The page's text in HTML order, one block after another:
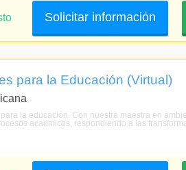
Solicitar información
para la Educación (Virtual)
la educación. Con nuestra maestra en
acadmicos, respondiendo a las